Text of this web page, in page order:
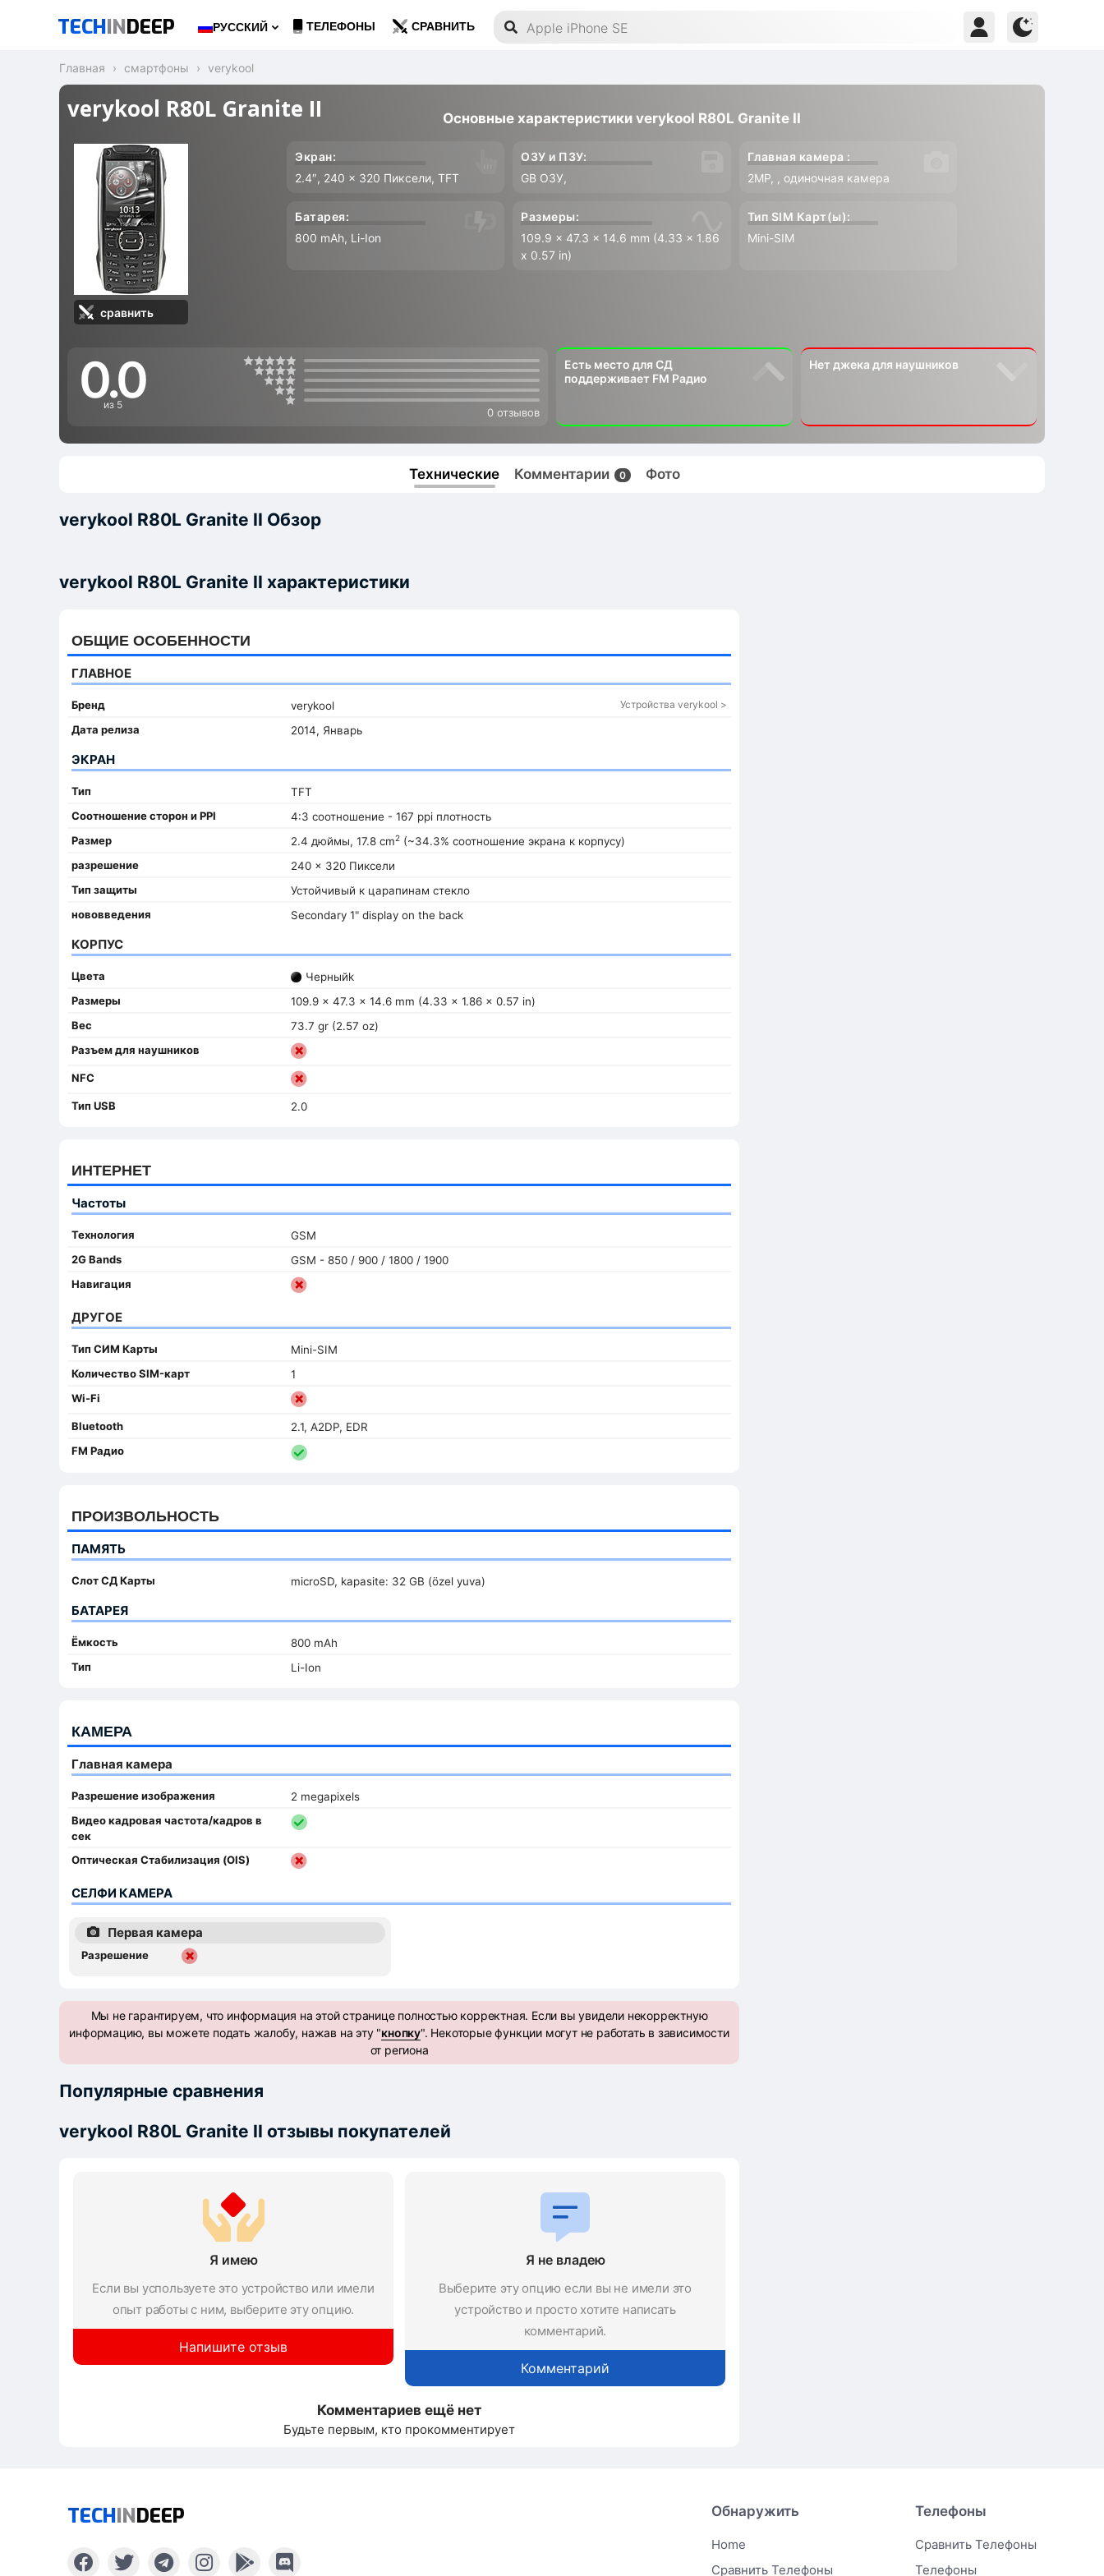
TECHINDEEP РУССКИЙ ТЕЛЕФОНЫ СРАВНИТЬ
Главная смартфоны verykool
verykool R80L Granite II
сравнить
Основные характеристики verykool R80L Granite II
Экран:
2.4″, 240 x 320 Пиксели, TFT
ОЗУ и ПЗУ:
GB ОЗУ,
Главная камера :
2MP, , одиночная камера
Батарея:
800 mAh, Li-Ion
Размеры:
109.9 x 47.3 x 14.6 mm (4.33 x 1.86
x 0.57 in)
Тип SIM Карт(ы):
Mini-SIM
0.0
из 5
0 отзывов
Есть место для СД
поддерживает FM Радио
Нет джека для наушников
Технические Комментарии 0 Фото
verykool R80L Granite II Обзор
verykool R80L Granite II характеристики
ОБЩИЕ ОСОБЕННОСТИ
ГЛАВНОЕ
Бренд verykool Устройства verykool >
Дата релиза 2014, Январь
ЭКРАН
Тип
TFT
Соотношение сторон и PPI
4:3 соотношение - 167 ppi плотность
Размер
2.4 дюймы, 17.8 cm2(~34.3% соотношение экрана к корпусу)
разрешение
240 x 320 Пиксели
Тип защиты
Устойчивый к царапинам стекло
нововведения
Secondary 1" display on the back
КОРПУС
Цвета
Черныйk
Размеры
109.9 x 47.3 x 14.6 mm (4.33 x 1.86 x 0.57 in)
Вес
73.7 gr (2.57 oz)
Разъем для наушников
NFC
Тип USB 2.0
ИНТЕРНЕТ
Частоты
Технология
GSM
2G Bands
GSM - 850 / 900 / 1800 / 1900
Навигация
ДРУГОЕ
Тип СИМ Карты
Mini-SIM
Количество SIM-карт
1
Wi-Fi
Bluetooth
2.1, A2DP, EDR
FM Радио
ПРОИЗВОЛЬНОСТЬ
ПАМЯТЬ
Слот СД Карты microSD, kapasite: 32 GB (özel yuva)
БАТАРЕЯ
Ёмкость
800 mAh
Тип
Li-Ion
КАМЕРА
Главная камера
Разрешение изображения
2 megapixels
Видео кадровая частота/кадров в
сек
Оптическая Стабилизация (OIS)
СЕЛФИ КАМЕРА
Первая камера
Разрешение
Мы не гарантируем, что информация на этой странице полностью корректная. Если вы увидели некорректную
информацию, вы можете подать жалобу, нажав на эту "кнопку". Некоторые функции могут не работать в зависимости
от региона
Популярные сравнения
verykool R80L Granite II отзывы покупателей
Я имею
Если вы успользуете это устройство или имели
опыт работы с ним, выберите эту опцию.
Напишите отзыв
Я не владею
Выберите эту опцию если вы не имели это
устройство и просто хотите написать
комментарий.
Комментарий
Комментариев ещё нет
Будьте первым, кто прокомментирует
TECHINDEEP Обнаружить
Home
Сравнить Телефоны
Телефоны
Сравнить Телефоны
Телефоны